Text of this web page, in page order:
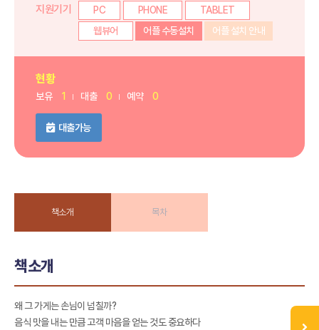
지원기기
PC PHONE
TABLET
웹뷰어
어플 수동설치 어플 설치 안내
현황
보유 1 대출 0 예약 0
대출가능
책소개 목차
책소개
왜 그 가게는 손님이 넘칠까?
음식 맛을 내는 만큼 고객 마음을 얻는 것도 중요하다